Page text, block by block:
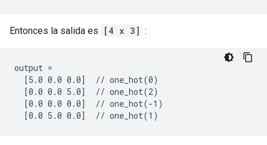
Entonces la salida es [4 x 3] :
output =
  [5.0 0.0 0.0]  // one_hot(0)
  [0.0 0.0 5.0]  // one_hot(2)
  [0.0 0.0 0.0]  // one_hot(-1)
  [0.0 5.0 0.0]  // one_hot(1)